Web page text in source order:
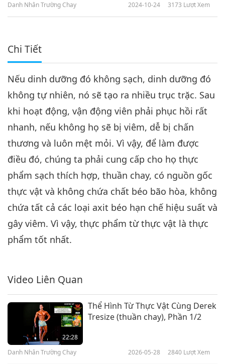
Danh Nhân Trường Chay 2024-10-24 3173 Lượt Xem
Chi Tiết
Nếu dinh dưỡng đó không sạch, dinh dưỡng đó
không tự nhiên, nó sẽ tạo ra nhiều trục trặc. Sau
khi hoạt động, vận động viên phải phục hồi rất
nhanh, nếu không họ sẽ bị viêm, dễ bị chấn
thương và luôn mệt mỏi. Vì vậy, để làm được
điều đó, chúng ta phải cung cấp cho họ thực
phẩm sạch thích hợp, thuần chay, có nguồn gốc
thực vật và không chứa chất béo bão hòa, không
chứa tất cả các loại axit béo hạn chế hiệu suất và
gây viêm. Vì vậy, thực phẩm từ thực vật là thực
phẩm tốt nhất.
Video Liên Quan
22:28
Thể Hình Từ Thực Vật Cùng Derek
Tresize (thuần chay), Phần 1/2
Danh Nhân Trường Chay 2026-05-28 2840 Lượt Xem